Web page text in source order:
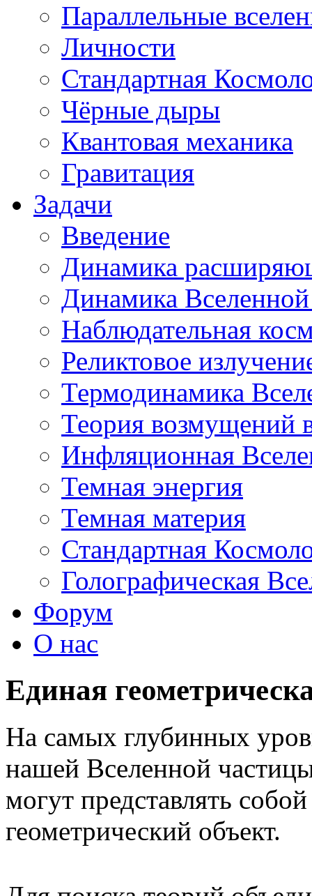
Параллельные
Личности
Стандартная
Чёрные дыры
Квантовая механика
Гравитация
Задачи
Введение
Динамика
Динамика
Наблюдательная
Реликтовое
Термодинамика
Теория возмущений
Инфляционная
Темная энергия
Темная материя
Стандартная
Голографическая
Форум
О нас
Единая
На самых глубинных
нашей Вселенной
могут представлять
геометрический объект.